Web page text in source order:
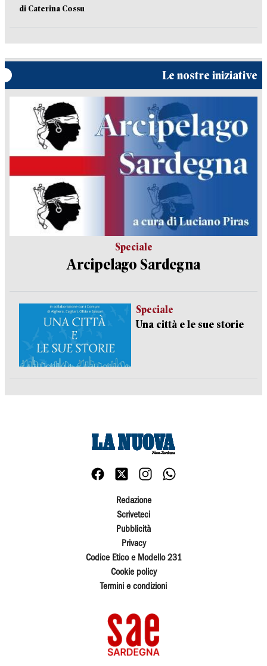
di Caterina Cossu
Le nostre iniziative
Speciale
Arcipelago Sardegna
Speciale
Una città e le sue storie
Redazione
Scriveteci
Pubblicità
Privacy
Codice Etico e Modello 231
Cookie policy
Termini e condizioni